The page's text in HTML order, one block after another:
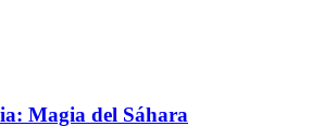
Magia del Sáhara